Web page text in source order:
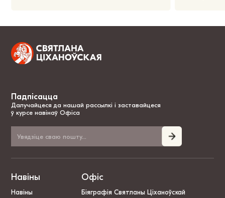
Падпісацца
Далучайцеся да нашай рассылкі і заставайцеся
ў курсе навінаў Офіса
Навіны
Навіны
Офіс
Біяграфія Святланы Ціханоўскай